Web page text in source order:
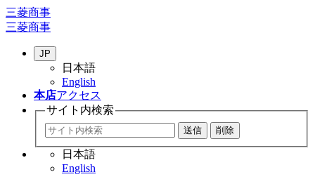
三菱商事
三菱商事
JP
日本語
English
本店アクセス
サイト内検索
日本語
English